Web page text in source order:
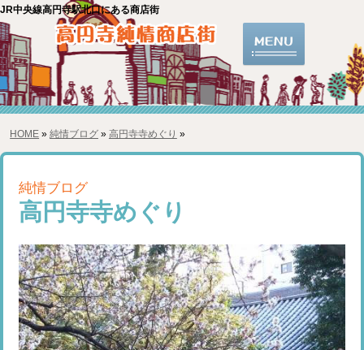
JR中央線高円寺駅北口にある商店街
HOME »純情ブログ» 高円寺寺めぐり »
純情ブログ
高円寺寺めぐり